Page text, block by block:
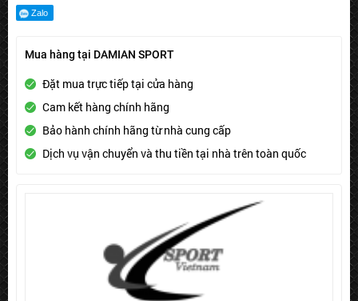
Zalo
Mua hàng tại DAMIAN SPORT
Đặt mua trực tiếp tại cửa hàng
Cam kết hàng chính hãng
Bảo hành chính hãng từ nhà cung cấp
Dịch vụ vận chuyển và thu tiền tại nhà trên toàn quốc